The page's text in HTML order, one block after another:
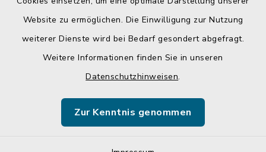
Website zu ermöglichen. Die Einwilligung zur Nutzung
weiterer Dienste wird bei Bedarf gesondert abgefragt.
Weitere Informationen finden Sie in unseren
Datenschutzhinweisen.
Zur Kenntnis genommen
Barrierefreiheit